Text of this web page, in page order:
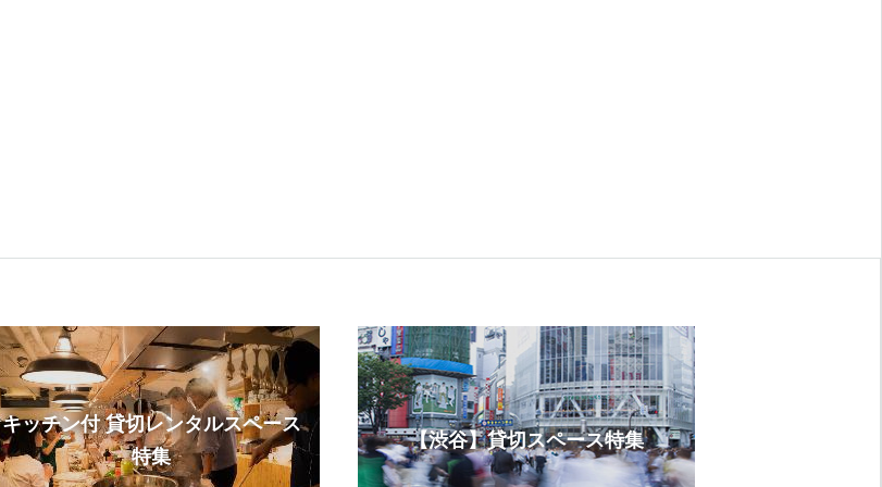
キッチン付 貸切レンタルスペース
特集
【渋谷】貸切スペース特集